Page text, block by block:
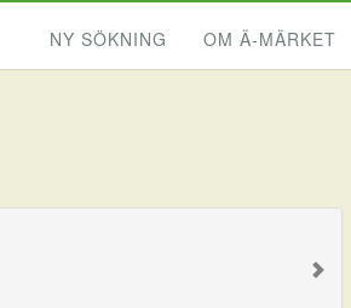
NY SÖKNING OM Ä-MÄRKET